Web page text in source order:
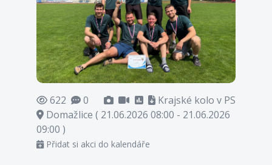
622 0
Krajské kolo v PS
Domažlice ( 21.06.2026 08:00 - 21.06.2026
09:00 )
Přidat si akci do kalendáře